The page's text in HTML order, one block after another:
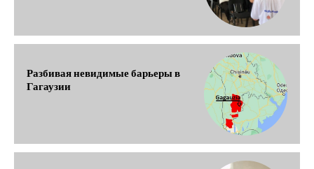
Разбивая невидимые барьеры в
Гагаузии